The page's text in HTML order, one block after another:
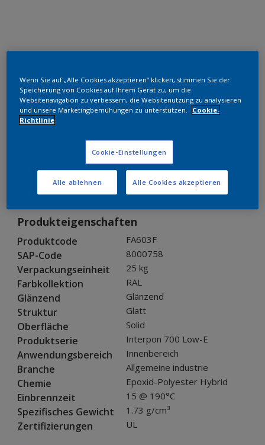
RAL 9003
FA603F
Muster bestellen
Bestellen Sie direkt im Webshop
Produkteigenschaften
Produktcode FA603F
SAP-Code 8000758
Verpackungseinheit 25 kg
Farbkollektion RAL
Glänzend Glänzend
Struktur Glatt
Oberfläche Solid
Produktserie Interpon 700 Low-E
Anwendungsbereich Innenbereich
Branche Allgemeine industrie
Chemie Epoxid-Polyester Hybrid
Einbrennzeit 15 @ 190°C
Spezifisches Gewicht 1.73 g/cm³
Zertifizierungen UL
Wenn Sie auf „Alle Cookies akzeptieren“ klicken, stimmen Sie der
Speicherung von Cookies auf Ihrem Gerät zu, um die
Websitenavigation zu verbessern, die Websitenutzung zu analysieren
und unsere Marketingbemühungen zu unterstützen.
Cookie-
Richtlinie
Cookie-Einstellungen
Alle ablehnen Alle Cookies akzeptieren